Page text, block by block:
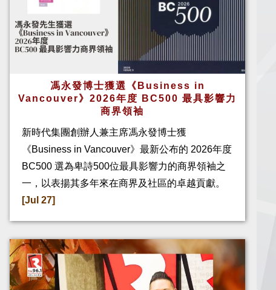
馮永發博士獲選《Business in
Vancouver》2026年度 BC500 最具影響力
商界領袖
新時代集團創辦人兼主席馮永發博士獲
《Business in Vancouver》最新公布的 2026年度
BC500 選為卑詩500位最具影響力的商界領袖之
一，以表揚其多年來在商界及社區的卓越貢獻。
[Jul 27]